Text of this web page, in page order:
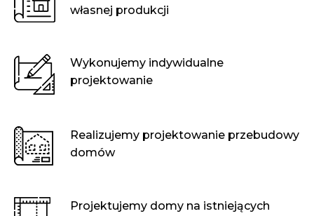
własnej produkcji
Wykonujemy indywidualne
projektowanie
Realizujemy projektowanie przebudowy
domów
Projektujemy domy na istniejących